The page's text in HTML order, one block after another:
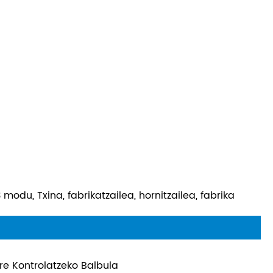
Txina, fabrikatzailea, hornitzailea, fabrika
Kontrolatzeko Balbula